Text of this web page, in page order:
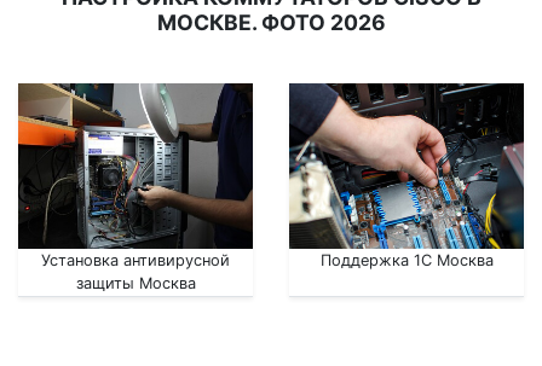
МОСКВЕ. ФОТО 2026
Установка антивирусной
защиты Москва
Поддержка 1С Москва